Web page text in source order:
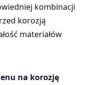
kombinacji
korozją
materiałów
na korozję